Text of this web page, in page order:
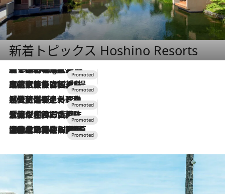
新着トピックス Hoshino Resorts
1 Hour Ago
【トンボの足水浴】ヒノキの香りに包まれて涼感マックス！約13℃の湧水かけ流しを避暑地「星野温泉 トンボの湯」で体験
2026.7.31
【ホテル帰省】という選択肢をOMOが提案。家族とほどよい距離を保つには「昼は実家、夜は気兼ねなくホテルで！」
2026.7.24
【夏限定ディナーコース】旬を迎える稚鮎や花ズッキーニなどをイタリア・トスカーナの郷土料理の手法で満喫！
2026.7.17
「土佐和ハーブかき氷」がOMO7高知に登場！生姜、山椒、大葉など目にも舌にも涼を呼ぶ郷土の味
2026.7.10
NEW OPEN！【界 草津】名湯の地に誕生。趣の異なる2種の温泉と上州ならではの会席・蕎麦割烹など美食を味わう究極の癒やし旅